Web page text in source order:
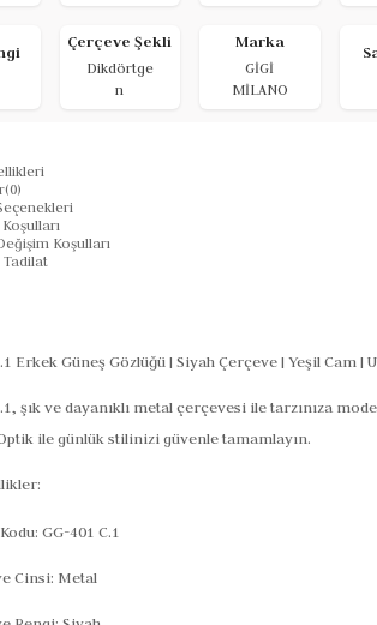
Çerçeve Şekli
Dikdörtge
n
Marka
GİGİ
MİLANO
(0)
Koşulları
Erkek Güneş Gözlüğü | Siyah Çerçeve | Yeşil Cam |
şık ve dayanıklı metal çerçevesi ile tarzınıza
ile günlük stilinizi güvenle tamamlayın.
GG-401 C.1
Cinsi: Metal